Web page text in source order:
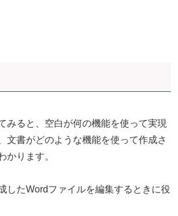
みると、空白が何の機能を使って実現
文書がどのような機能を使って作成さ
かります。
したWordファイルを編集するときに役